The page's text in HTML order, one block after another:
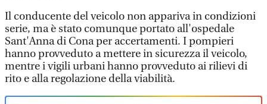
Il conducente del veicolo non appariva in condizioni
serie, ma è stato comunque portato all'ospedale
Sant'Anna di Cona per accertamenti. I pompieri
hanno provveduto a mettere in sicurezza il veicolo,
mentre i vigili urbani hanno provveduto ai rilievi di
rito e alla regolazione della viabilità.